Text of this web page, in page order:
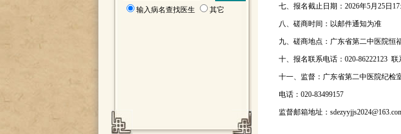
输入病名查找医生 其它 七、报名截止日期：2026年5月25日
八、磋商时间：以邮件通知为准
九、磋商地点：广东省第二中医院恒
十、报名联系电话：020-86222123
十一、监督：广东省第二中医院纪检
电话：020-83499157
监督邮箱地址：